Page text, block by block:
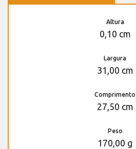
Altura
0,10 cm
Largura
31,00 cm
Comprimento
27,50 cm
Peso
170,00 g